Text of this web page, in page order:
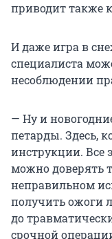
приводит также
И даже игра в
специалиста
несоблюдении
— Ну и
петарды. Здесь,
инструкции. Все
можно доверять
неправильном
получить ожоги
до
срочной